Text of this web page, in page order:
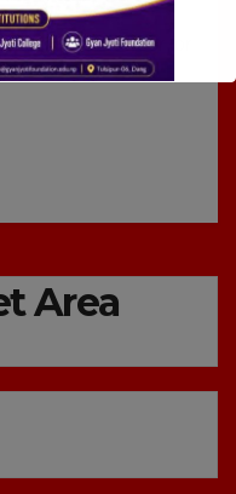
in this browser for
Area